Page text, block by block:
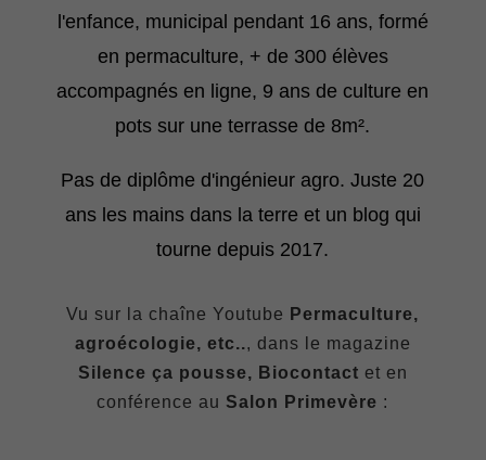
l'enfance, municipal pendant 16 ans, formé
en permaculture, + de 300 élèves
accompagnés en ligne, 9 ans de culture en
pots sur une terrasse de 8m².
Pas de diplôme d'ingénieur agro. Juste 20
ans les mains dans la terre et un blog qui
tourne depuis 2017.
Vu sur la chaîne Youtube Permaculture,
agroécologie, etc.., dans le magazine
Silence ça pousse, Biocontact et en
conférence au Salon Primevère :